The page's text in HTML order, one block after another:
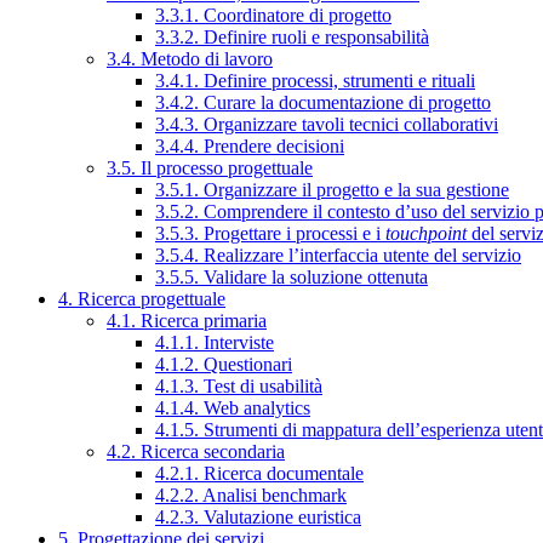
3.3.1. Coordinatore di progetto
3.3.2. Definire ruoli e responsabilità
3.4. Metodo di lavoro
3.4.1. Definire processi, strumenti e rituali
3.4.2. Curare la documentazione di progetto
3.4.3. Organizzare tavoli tecnici collaborativi
3.4.4. Prendere decisioni
3.5. Il processo progettuale
3.5.1. Organizzare il progetto e la sua gestione
3.5.2. Comprendere il contesto d’uso del servizio
3.5.3. Progettare i processi e i touchpointdel
3.5.4. Realizzare l’interfaccia utente del servizio
3.5.5. Validare la soluzione ottenuta
4. Ricerca progettuale
4.1. Ricerca primaria
4.1.1. Interviste
4.1.2. Questionari
4.1.3. Test di usabilità
4.1.4. Web analytics
4.1.5. Strumenti di mappatura dell’esperienza
4.2. Ricerca secondaria
4.2.1. Ricerca documentale
4.2.2. Analisi benchmark
4.2.3. Valutazione euristica
5. Progettazione dei servizi